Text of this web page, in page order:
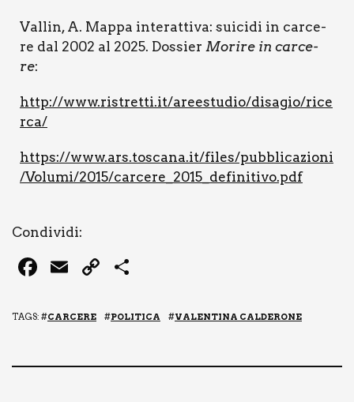
Val­lin, A. Map­pa inte­rat­ti­va: sui­ci­di in car­ce­
re dal 2002 al 2025. Dos­sier Mori­re in car­ce­
re:
http://www.ristretti.it/areestudio/disagio/rice
rca/
https://www.ars.toscana.it/files/pubblicazioni
/Volumi/2015/carcere_2015_definitivo.pdf
Con­di­vi­di:
F
c
b
E
ai
C
p
Li
n
vi
TAGS: #CARCERE #POLITICA #VALENTINA CALDERONE